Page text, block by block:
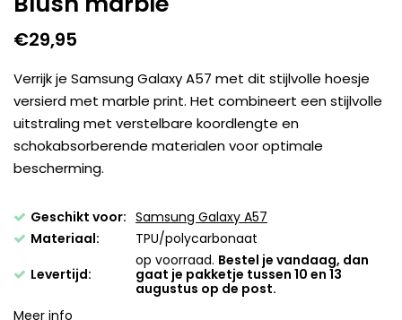
€29,95
Verrijk je Samsung Galaxy A57 met dit stijlvolle hoesje
versierd met marble print. Het combineert een stijlvolle
uitstraling met verstelbare koordlengte en
schokabsorberende materialen voor optimale
bescherming.
Geschikt voor: Samsung Galaxy A57
Materiaal:
TPU/polycarbonaat
Levertijd:
op voorraad. Bestel je vandaag, dan
gaat je pakketje tussen 10 en 13
augustus op de post.
Meer info